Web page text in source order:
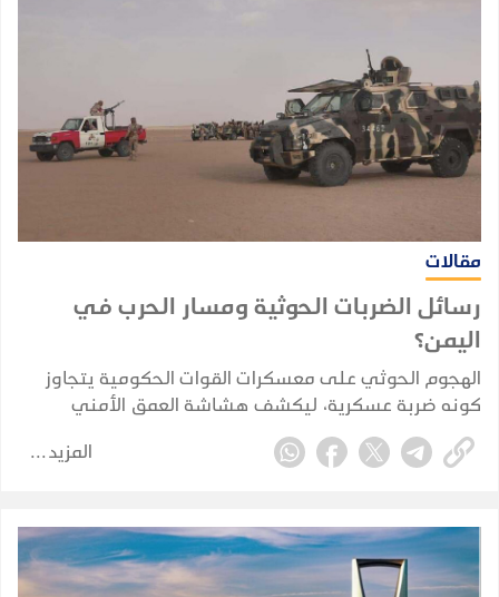
مقالات
رسائل الضربات الحوثية ومسار الحرب في
اليمن؟
الهجوم الحوثي على معسكرات القوات الحكومية يتجاوز
كونه ضربة عسكرية، ليكشف هشاشة العمق الأمني
والاستخباري ويضع الحكومة أمام اختبار حقيقي لحماية
الممرات الحيوية واستعادة زمام المبادرة.
المزيد